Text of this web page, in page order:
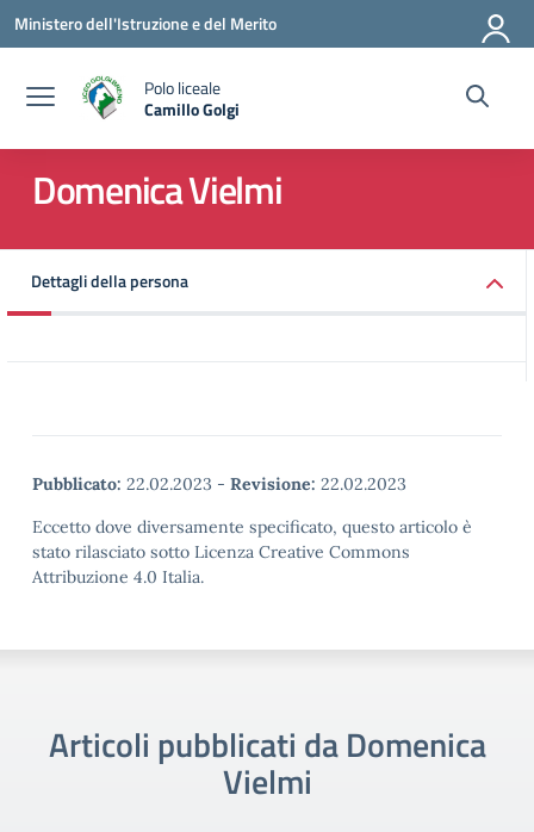
Vai ai contenuti
Vai al menu di navigazione
Vai al footer
Ministero dell'Istruzione e del Merito
Polo liceale
Camillo Golgi
— Visita la pagina iniziale della scuola
Domenica Vielmi
Dettagli della persona
Pubblicato: 22.02.2023 - Revisione: 22.02.2023
Eccetto dove diversamente specificato, questo articolo è
stato rilasciato sotto Licenza Creative Commons
Attribuzione 4.0 Italia.
Articoli pubblicati da Domenica
Vielmi